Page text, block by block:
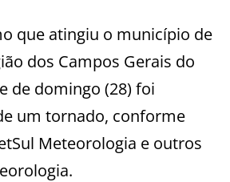
que atingiu o município de
dos Campos Gerais do
de domingo (28) foi
um tornado, conforme
Meteorologia e outros